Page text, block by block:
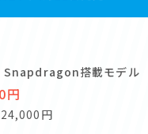
Snapdragon搭載モデル
円
円